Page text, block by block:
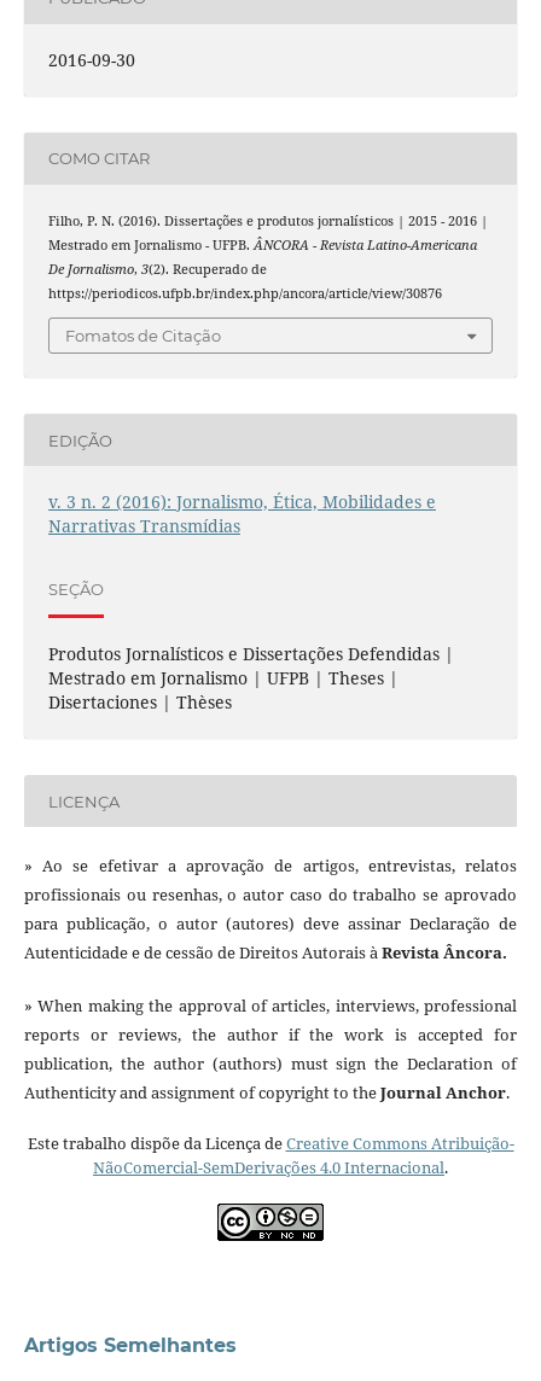
2016-09-30
COMO CITAR
Filho, P. N. (2016). Dissertações e produtos jornalísticos | 2015 - 2016 |
Mestrado em Jornalismo - UFPB. ÂNCORA - Revista Latino-Americana
De Jornalismo, 3(2). Recuperado de
https://periodicos.ufpb.br/index.php/ancora/article/view/30876
Fomatos de Citação
EDIÇÃO
v. 3 n. 2 (2016): Jornalismo, Ética, Mobilidades e
Narrativas Transmídias
SEÇÃO
Produtos Jornalísticos e Dissertações Defendidas |
Mestrado em Jornalismo | UFPB | Theses |
Disertaciones | Thèses
LICENÇA
» Ao se efetivar a aprovação de artigos, entrevistas, relatos
profissionais ou resenhas, o autor caso do trabalho se aprovado
para publicação, o autor (autores) deve assinar Declaração de
Autenticidade e de cessão de Direitos Autorais àRevista Âncora.
» When making the approval of articles, interviews, professional
reports or reviews, the author if the work is accepted for
publication, the author (authors) must sign the Declaration of
Authenticity and assignment of copyright to theJournal Anchor.
Este trabalho dispõe da Licença deCreative Commons Atribuição-
NãoComercial-SemDerivações 4.0 Internacional.
Artigos Semelhantes